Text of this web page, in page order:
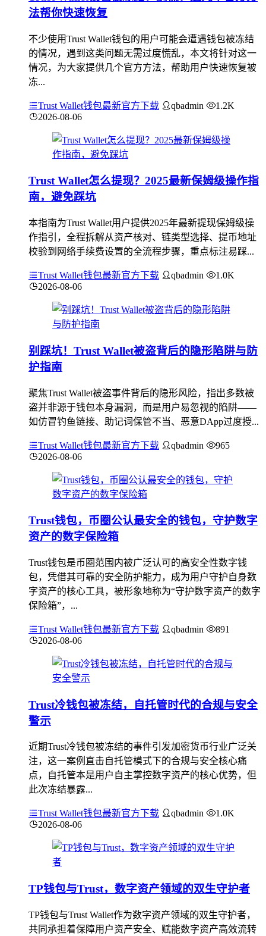
法帮你快速恢复
不少使用Trust Wallet钱包的用户可能会遭遇钱包被冻结
的情况，遇到这类问题无需过度慌乱，本文将针对这一
情况，为大家提供几个官方方法，帮助用户快速恢复被
冻...
Trust Wallet钱包最新官方下载 qbadmin
1.2K
2026-08-06
Trust Wallet怎么提现？2025最新保姆级操作指
南，避免踩坑
本指南为Trust Wallet用户提供2025年最新提现保姆级操
作指引，全程拆解从资产核对、链类型选择、提币地址
校验到网络手续费设置的全流程步骤，重点标注易踩...
Trust Wallet钱包最新官方下载 qbadmin
1.0K
2026-08-06
别踩坑！Trust Wallet被盗背后的隐形陷阱与防
护指南
聚焦Trust Wallet被盗事件背后的隐形风险，指出多数被
盗并非源于钱包本身漏洞，而是用户易忽视的陷阱——
如仿冒钓鱼链接、助记词保管不当、恶意DApp过度授...
Trust Wallet钱包最新官方下载 qbadmin
965
2026-08-06
Trust钱包，币圈公认最安全的钱包，守护数字
资产的数字保险箱
Trust钱包是币圈范围内被广泛认可的高安全性数字钱
包，凭借其可靠的安全防护能力，成为用户守护自身数
字资产的核心工具，被形象地称为“守护数字资产的数字
保险箱”，...
Trust Wallet钱包最新官方下载 qbadmin
891
2026-08-06
Trust冷钱包被冻结，自托管时代的合规与安全
警示
近期Trust冷钱包被冻结的事件引发加密货币行业广泛关
注，这一案例直击自托管模式下的合规与安全核心痛
点，自托管本是用户自主掌控数字资产的核心优势，但
此次冻结暴露...
Trust Wallet钱包最新官方下载 qbadmin
1.0K
2026-08-06
TP钱包与Trust，数字资产领域的双生守护者
TP钱包与Trust Wallet作为数字资产领域的双生守护者，
共同承担着保障用户资产安全、赋能数字资产高效流转